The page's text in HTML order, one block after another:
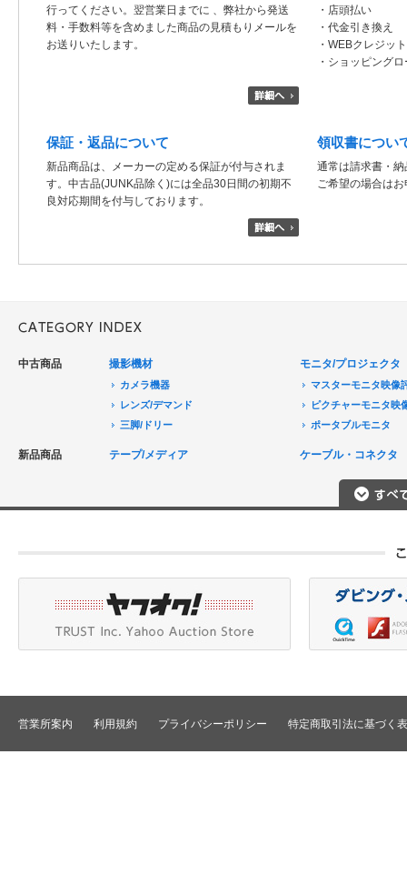
行ってください。翌営業日までに 、弊社から発送
料・手数料等を含めました商品の見積もりメールを
お送りいたします。
・店頭払い
・代金引き換え
・WEBクレジッ
・ショッピング
保証・返品について
新品商品は、メーカーの定める保証が付与されま
す。中古品(JUNK品除く)には全品30日間の初期不
良対応期間を付与しております。
領収書につい
通常は請求書・
ご希望の場合は
中古商品 撮影機材
カメラ機器
レンズ/デマンド
三脚/ドリー
ポータブルレコーダ
SD仕様VTR
HD仕様VTR
メモリーレコーダ/ディスクレコー
VTRインターフェース/アクセサリ
モニタ/プロジェクタ
マスターモニタ映像
ピクチャーモニタ映
ポータブルモニタ
プロジェクタ
プロジェクタアクセ
スイッチャ
編集コントローラ
コンバータ
TBC/FS
新品商品 テープ/メディア
DLT/LTO
ケーブル・コネクタ
営業所案内 利用規約 プライバシーポリシー 特定商取引法に基づく